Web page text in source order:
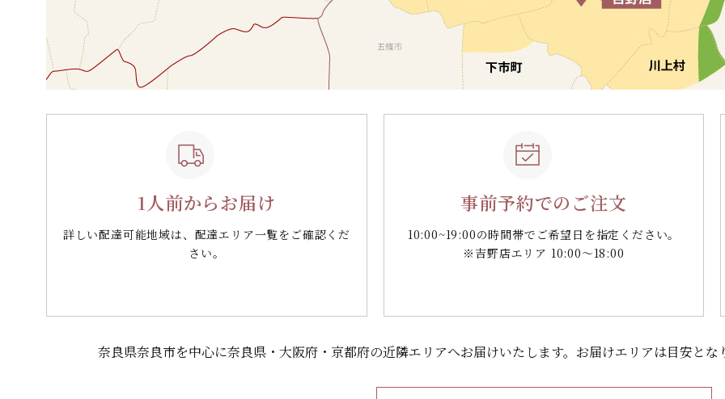
1人前からお届け
詳しい配達可能地域は、配達エリア一覧をご確認くだ
さい。
事前予約でのご注文
10:00~19:00の時間帯で ご希望日を指定ください。
※吉野店エリア 10:00～18:00
奈良県奈良市を中心に奈良県・大阪府・京都府の近隣エリアへお届けいたします。 お届けエリアは目安とな